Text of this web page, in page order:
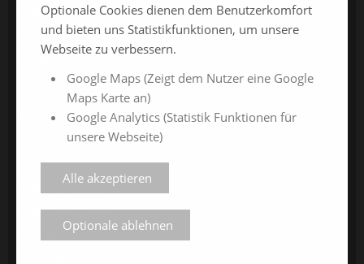
ChamlandVital24
ChamlandBau24
ChamlandCareer24
ÜBER UNS
Veranstalter
Messe-News
Medienspiegel
Facebook
Optionale Cookies dienen dem Benutzerkomfort
und bieten uns Statistikfunktionen, um unsere
Webseite zu verbessern.
Google Maps (Zeigt dem Nutzer eine Google
Maps Karte an)
Google Analytics (Statistik Funktionen für
unsere Webseite)
Alle akzeptieren
Optionale ablehnen